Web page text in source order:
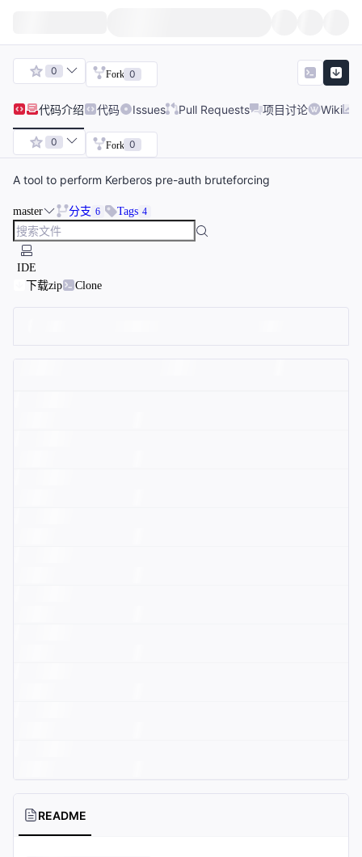
0 Fork 0
代码介绍 代码 Issues Pull Requests 项目讨论 Wiki
0 Fork 0
A tool to perform Kerberos pre-auth bruteforcing
master 分支 6 Tags 4
IDE
下载zip
Clone
README